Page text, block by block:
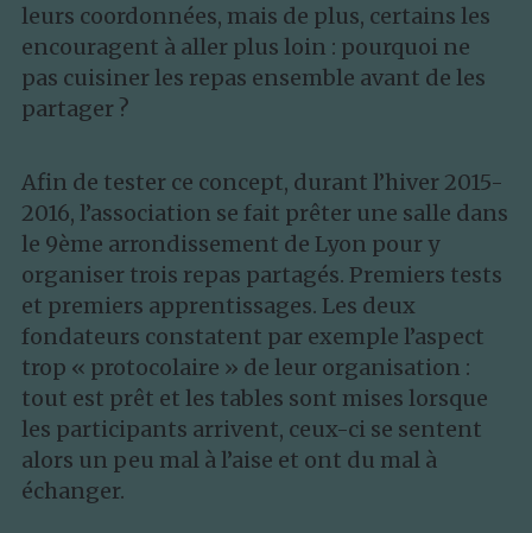
leurs coordonnées, mais de plus, certains les
encouragent à aller plus loin : pourquoi ne
pas cuisiner les repas ensemble avant de les
partager ?
Afin de tester ce concept, durant l’hiver 2015-
2016, l’association se fait prêter une salle dans
le 9ème arrondissement de Lyon pour y
organiser trois repas partagés. Premiers tests
et premiers apprentissages. Les deux
fondateurs constatent par exemple l’aspect
trop « protocolaire » de leur organisation :
tout est prêt et les tables sont mises lorsque
les participants arrivent, ceux-ci se sentent
alors un peu mal à l’aise et ont du mal à
échanger.